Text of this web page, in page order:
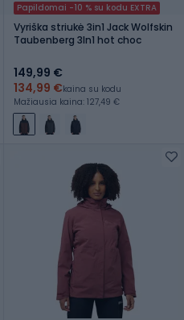
Papildomai -10 % su kodu EXTRA
Vyriška striukė 3in1 Jack Wolfskin
Taubenberg 3In1 hot choc
149,99 €
134,99 €kaina su kodu
Mažiausia kaina: 127,49 €